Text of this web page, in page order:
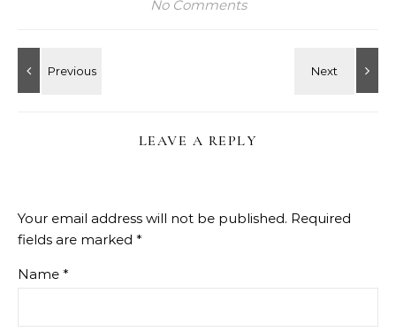
No Comments
LEAVE A REPLY
Your email address will not be published. Required
fields are marked *
Name *